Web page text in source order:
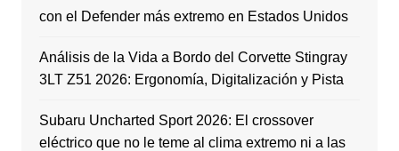
con el Defender más extremo en Estados Unidos
Análisis de la Vida a Bordo del Corvette Stingray
3LT Z51 2026: Ergonomía, Digitalización y Pista
Subaru Uncharted Sport 2026: El crossover
eléctrico que no le teme al clima extremo ni a las